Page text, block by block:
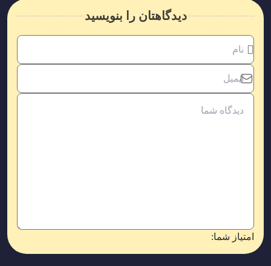
دیدگاهتان را بنویسید
امتیاز شما: